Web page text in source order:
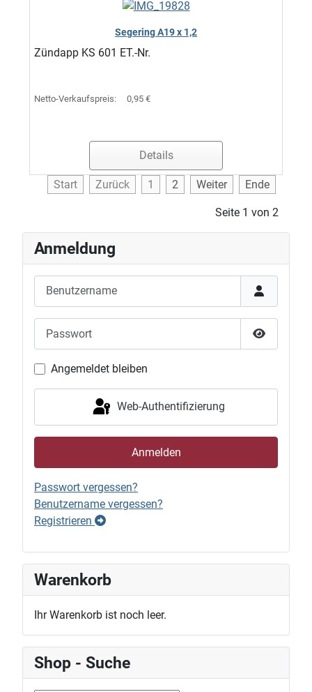
Segering A19 x 1,2
Zündapp KS 601 ET.-Nr.
Netto-Verkaufspreis: 0,95 €
Details
Start Zurück 1 2 Weiter Ende
Seite 1 von 2
Anmeldung
Benutzername
Passwort
Angemeldet bleiben
Web-Authentifizierung
Anmelden
Passwort vergessen?
Benutzername vergessen?
Registrieren
Warenkorb
Ihr Warenkorb ist noch leer.
Shop - Suche